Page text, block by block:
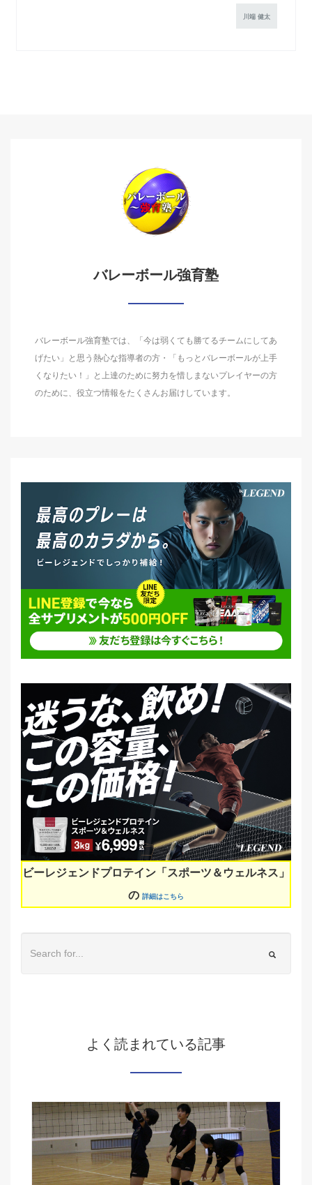
川端 健太
バレーボール強育塾
バレーボール強育塾では、「今は弱くても勝てるチームにしてあ
げたい」と思う熱心な指導者の方・「もっとバレーボールが上手
くなりたい！」と上達のために努力を惜しまないプレイヤーの方
のために、役立つ情報をたくさんお届けしています。
ビーレジェンドプロテイン「スポーツ＆ウェルネス」
の 詳細はこちら
よく読まれている記事